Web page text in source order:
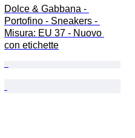
Dolce & Gabbana -
Portofino - Sneakers -
Misura: EU 37 - Nuovo
con etichette